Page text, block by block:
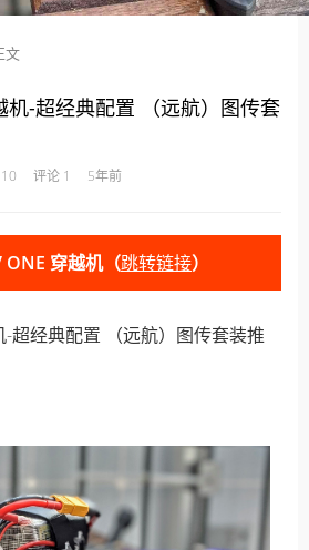
文
-超经典配置 （远航）图传套
评论 1 5年前
ONE 穿越机（跳转链接）
超经典配置 （远航）图传套装推